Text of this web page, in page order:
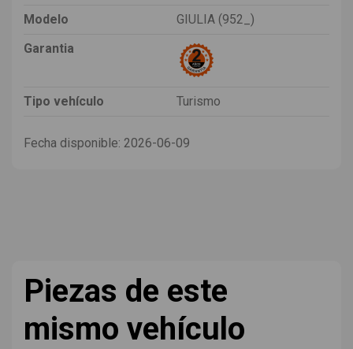
Modelo
GIULIA (952_)
Garantia
Tipo vehículo Turismo
Fecha disponible: 2026-06-09
Piezas de este
mismo vehículo